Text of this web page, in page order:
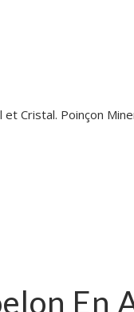
et Cristal. Poinçon
En